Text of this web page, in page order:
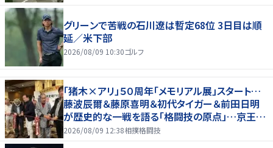
グリーンで苦戦の石川遼は暫定68位 3日目は順
延／米下部
2026/08/09 10:30ゴルフ
「猪木×アリ」５０周年「メモリアル展」スタート…
藤波辰爾＆藤原喜明＆初代タイガー＆前田日明
が歴史的な一戦を語る「格闘技の原点」…京王プ
ラザホテルで３１日まで
2026/08/09 12:38相撲格闘技